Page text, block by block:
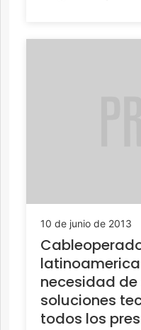
10 de junio de 2013
necesidad
soluciones
todos los